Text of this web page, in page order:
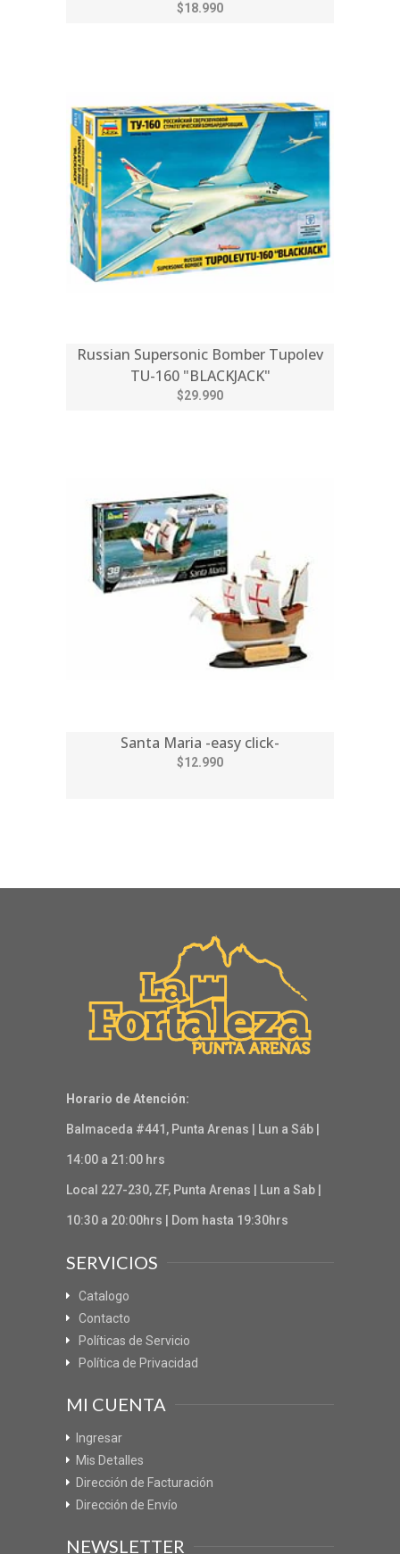
$18.990
Russian Supersonic Bomber Tupolev
TU-160 "BLACKJACK"
$29.990
Santa Maria -easy click-
$12.990
Horario de Atención:
Balmaceda #441, Punta Arenas | Lun a Sáb |
14:00 a 21:00 hrs
Local 227-230, ZF, Punta Arenas | Lun a Sab |
10:30 a 20:00hrs | Dom hasta 19:30hrs
SERVICIOS
Catalogo
Contacto
Políticas de Servicio
Política de Privacidad
MI CUENTA
Ingresar
Mis Detalles
Dirección de Facturación
Dirección de Envío
NEWSLETTER